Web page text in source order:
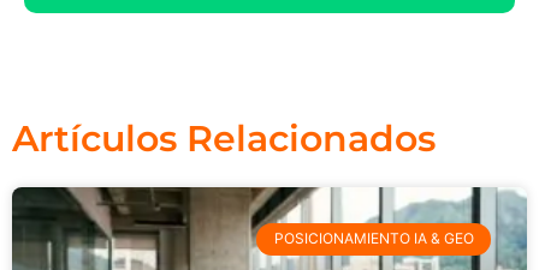
Artículos Relacionados
POSICIONAMIENTO IA & GEO